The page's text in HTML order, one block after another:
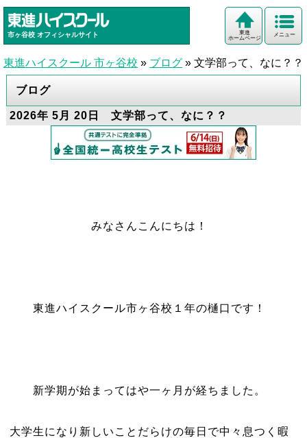
市ヶ谷校 オフィシャルサイト メニュー
東進
ホームページ
東進ハイスクール 市ヶ谷校 » ブログ » 文学部って、なに？？
ブログ
2026年 5月 20日 文学部って、なに？？
みなさんこんにちは！
東進ハイスクール市ヶ谷校１年の樋口です！
新学期が始まってはや一ヶ月が経ちました。
大学生になり新しいことだらけの毎日で中々息つく暇